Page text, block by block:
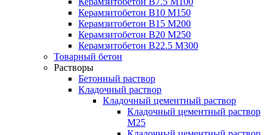
Керамзитобетон В10 М150
Керамзитобетон В15 М200
Керамзитобетон В20 М250
Керамзитобетон В22.5 М300
Товарный бетон
Растворы
Бетонный раствор
Кладочный раствор
Кладочный цементный раствор
Кладочный цементный раствор
М25